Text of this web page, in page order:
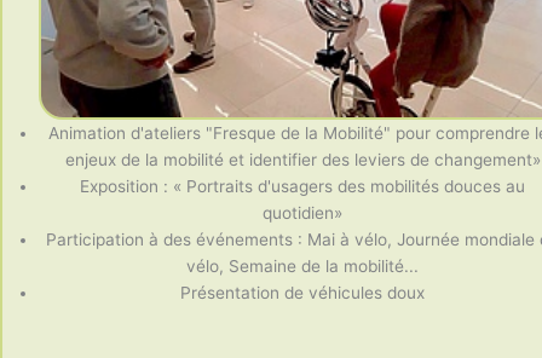
Animation d'ateliers "Fresque de la Mobilité" pour comprendre
enjeux de la mobilité et identifier des leviers de changement»
Exposition : « Portraits d'usagers des mobilités douces au
quotidien»
Participation à des événements : Mai à vélo, Journée mondiale
vélo, Semaine de la mobilité...
Présentation de véhicules doux